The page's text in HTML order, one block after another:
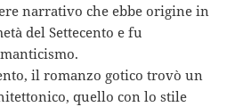
narrativo che ebbe origine in
del Settecento e fu
il romanzo gotico trovò un
quello con lo stile